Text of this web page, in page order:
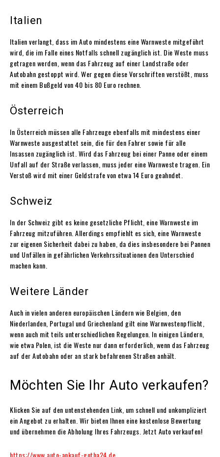
Italien
Italien verlangt, dass im Auto mindestens eine Warnweste mitgeführt
wird, die im Falle eines Notfalls schnell zugänglich ist. Die Weste muss
getragen werden, wenn das Fahrzeug auf einer Landstraße oder
Autobahn gestoppt wird. Wer gegen diese Vorschriften verstößt, muss
mit einem Bußgeld von 40 bis 80 Euro rechnen.
Österreich
In Österreich müssen alle Fahrzeuge ebenfalls mit mindestens einer
Warnweste ausgestattet sein, die für den Fahrer sowie für alle
Insassen zugänglich ist. Wird das Fahrzeug bei einer Panne oder einem
Unfall auf der Straße verlassen, muss jeder eine Warnweste tragen. Ein
Verstoß wird mit einer Geldstrafe von etwa 14 Euro geahndet.
Schweiz
In der Schweiz gibt es keine gesetzliche Pflicht, eine Warnweste im
Fahrzeug mitzuführen. Allerdings empfiehlt es sich, eine Warnweste
zur eigenen Sicherheit dabei zu haben, da dies insbesondere bei Pannen
und Unfällen in gefährlichen Verkehrssituationen den Unterschied
machen kann.
Weitere Länder
Auch in vielen anderen europäischen Ländern wie Belgien, den
Niederlanden, Portugal und Griechenland gilt eine Warnwestenpflicht,
wenn auch mit teils unterschiedlichen Regelungen. In einigen Ländern,
wie etwa Polen, ist die Weste nur dann erforderlich, wenn das Fahrzeug
auf der Autobahn oder an stark befahrenen Straßen anhält.
Möchten Sie Ihr Auto verkaufen?
Klicken Sie auf den untenstehenden Link, um schnell und unkompliziert
ein Angebot zu erhalten. Wir bieten Ihnen eine kostenlose Bewertung
und übernehmen die Abholung Ihres Fahrzeugs. Jetzt Auto verkaufen!
https://www.auto-ankauf-gotha24.de